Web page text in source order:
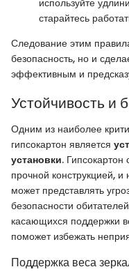
старайтесь
Следование этим
безопасность, но и
эффективным и
Устойчивость и
Одним из наиболее
гипсокартон является
установки.
прочной конструкцией,
может представлять
безопасности
касающихся поддержки
поможет избежать
Поддержка веса